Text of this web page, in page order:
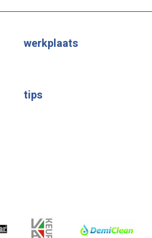
werkplaats
tips